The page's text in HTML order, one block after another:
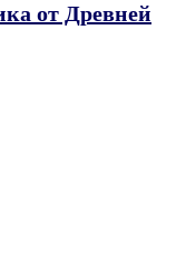
от Древней